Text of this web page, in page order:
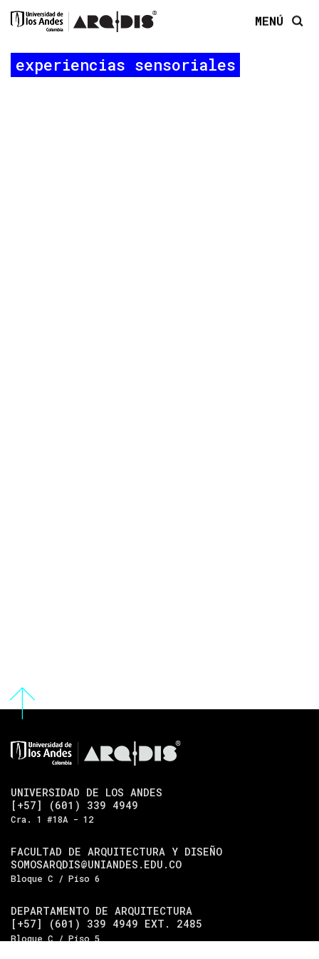
MENÚ
experiencias sensoriales
UNIVERSIDAD DE LOS ANDES
[+57] (601) 339 4949
Cra. 1 #18A - 12
FACULTAD DE ARQUITECTURA Y DISEÑO
SOMOSARQDIS@UNIANDES.EDU.CO
Bloque C / Piso 6
DEPARTAMENTO DE ARQUITECTURA
[+57] (601) 339 4949 EXT. 2485
Bloque C / Piso 5